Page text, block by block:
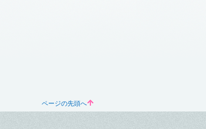
ページの先頭へ